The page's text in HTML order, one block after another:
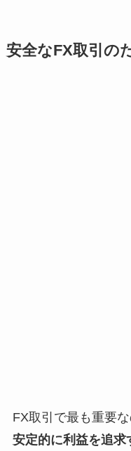
安全なFX取引の
FX取引で最も重要な
安定的に利益を追求